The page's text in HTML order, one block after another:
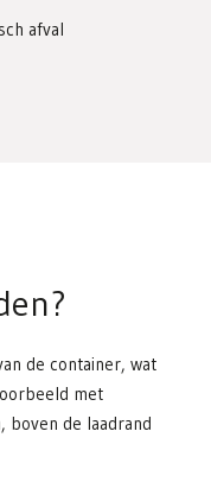
afval
de container, wat
met
boven de laadrand